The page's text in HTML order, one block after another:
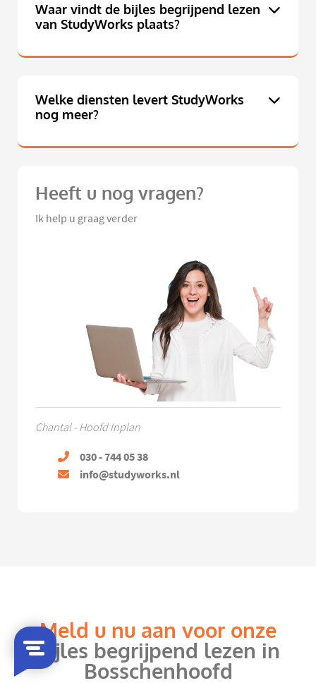
Waar vindt de bijles begrijpend lezen
van StudyWorks plaats?
Welke diensten levert StudyWorks
nog meer?
Heeft u nog vragen?
Ik help u graag verder
Chantal - Hoofd Inplan
030 - 744 05 38
info@studyworks.nl
Meld u nu aan voor onze
bijles begrijpend lezen in
Bosschenhoofd